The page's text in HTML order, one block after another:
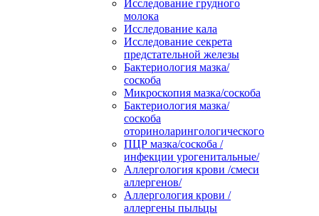
Исследование грудного
молока
Исследование кала
Исследование секрета
предстательной железы
Бактериология мазка/
соскоба
Микроскопия мазка/соскоба
Бактериология мазка/
соскоба
оториноларингологического
ПЦР мазка/соскоба /
инфекции урогенитальные/
Аллергология крови /смеси
аллергенов/
Аллергология крови /
аллергены пыльцы